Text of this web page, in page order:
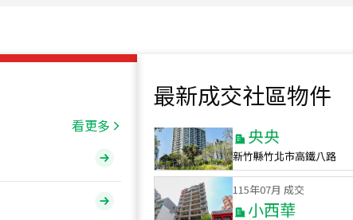
看更多
最新成交社區物件
115年07月 成交
新竹縣竹北市高鐵八路
115年07月 成交
小西華
台北市內湖區康寧路三段